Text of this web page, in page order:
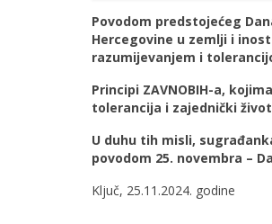
Povodom predstojećeg
Hercegovine u zemlji i
razumijevanjem i
Principi ZAVNOBIH-a,
tolerancija i zajednički
U duhu tih misli,
povodom 25. novembra –
Ključ, 25.11.2024. godine